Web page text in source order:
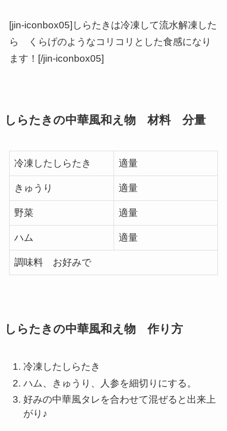
[jin-iconbox05]しらたきは冷凍して流水解凍した
ら くらげのようなコリコリとした食感になり
ます！[/jin-iconbox05]
しらたきの中華風和え物 材料 分量
冷凍したしらたき 適量
きゅうり 適量
野菜 適量
ハム 適量
調味料 お好みで
しらたきの中華風和え物 作り方
冷凍したしらたき
ハム、きゅうり、人参を細切りにする。
好みの中華風タレを合わせて混ぜると出来上
がり♪